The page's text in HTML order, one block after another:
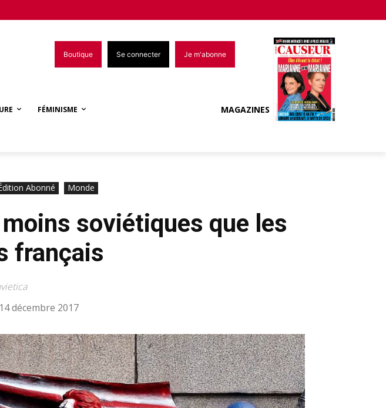
Boutique Se connecter Je m'abonne
FÉMINISME MAGAZINES
Abonné Monde
soviétiques que les
français
14 décembre 2017